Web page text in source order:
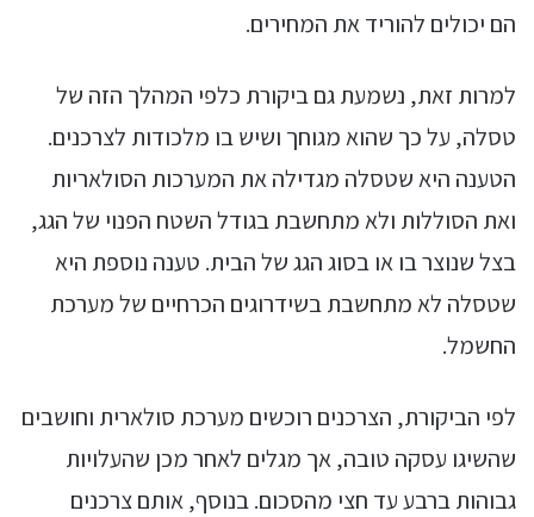
הם יכולים להוריד את המחירים.
למרות זאת, נשמעת גם ביקורת כלפי המהלך הזה של
טסלה, על כך שהוא מגוחך ושיש בו מלכודות לצרכנים.
הטענה היא שטסלה מגדילה את המערכות הסולאריות
ואת הסוללות ולא מתחשבת בגודל השטח הפנוי של הגג,
בצל שנוצר בו או בסוג הגג של הבית. טענה נוספת היא
שטסלה לא מתחשבת בשידרוגים הכרחיים של מערכת
החשמל.
לפי הביקורת, הצרכנים רוכשים מערכת סולארית וחושבים
שהשיגו עסקה טובה, אך מגלים לאחר מכן שהעלויות
גבוהות ברבע עד חצי מהסכום. בנוסף, אותם צרכנים